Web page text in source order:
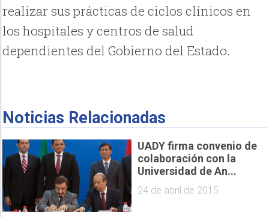
realizar sus prácticas de ciclos clínicos en
los hospitales y centros de salud
dependientes del Gobierno del Estado.
Noticias Relacionadas
UADY firma convenio de
colaboración con la
Universidad de An...
24 de abril de 2015